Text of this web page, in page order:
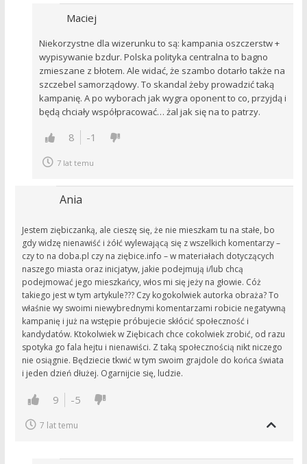
Maciej
Niekorzystne dla wizerunku to są: kampania oszczerstw +
wypisywanie bzdur. Polska polityka centralna to bagno
zmieszane z błotem. Ale widać, że szambo dotarło także na
szczebel samorządowy. To skandal żeby prowadzić taką
kampanię. A po wyborach jak wygra oponent to co, przyjdą i
będą chciały współpracować… żal jak się na to patrzy.
8 -1
7 lat temu
Ania
Jestem ziębiczanką, ale cieszę się, że nie mieszkam tu na stałe, bo
gdy widzę nienawiść i żółć wylewającą się z wszelkich komentarzy –
czy to na doba.pl czy na ziębice.info – w materiałach dotyczących
naszego miasta oraz inicjatyw, jakie podejmują i/lub chcą
podejmować jego mieszkańcy, włos mi się jeży na głowie. Cóż
takiego jest w tym artykule??? Czy kogokolwiek autorka obraża? To
właśnie wy swoimi niewybrednymi komentarzami robicie negatywną
kampanię i już na wstępie próbujecie skłócić społeczność i
kandydatów. Ktokolwiek w Ziębicach chce cokolwiek zrobić, od razu
spotyka go fala hejtu i nienawiści. Z taką społecznością nikt niczego
nie osiągnie. Będziecie tkwić w tym swoim grajdole do końca świata
i jeden dzień dłużej. Ogarnijcie się, ludzie.
9 -5
7 lat temu